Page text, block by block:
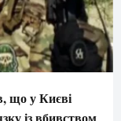
що у Києві